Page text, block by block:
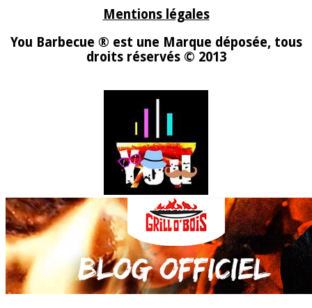
Mentions légales
You Barbecue ® est une Marque déposée, tous
droits réservés © 2013